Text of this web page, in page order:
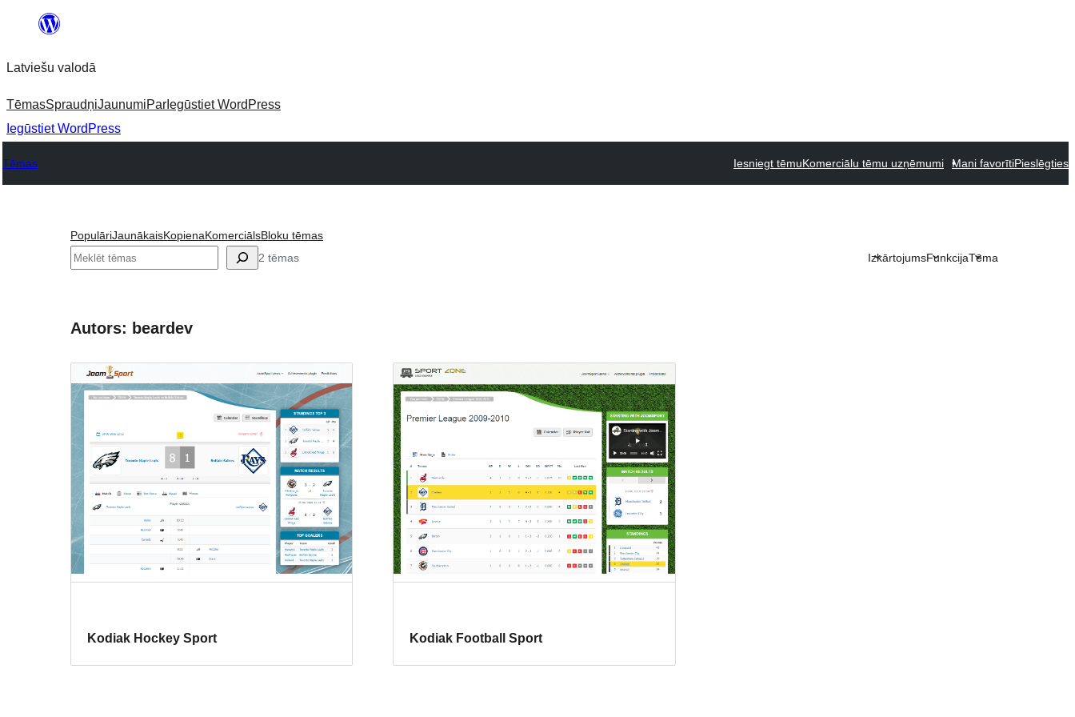
Pāriet
saturu
Latviešu valodā
TēmasSpraudņiJaunumiPar Iegūstiet WordPress
Iegūstiet WordPress
Tēmas Iesniegt tēmuKomerciālu tēmu uzņēmumi Mani favorītiPieslēgties
PopulāriJaunākaisKopienaKomerciālsBloku tēmas
Meklēt 2 tēmas IzkārtojumsFunkcijaTēma
Autors: beardev
Kodiak Hockey Sport Kodiak Football Sport